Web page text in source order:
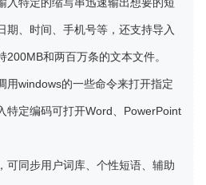
入特定的缩写串迅速输出想要的短
期、时间、手机号等，还支持导入
200MB和两百万条的文本文件。
用windows的一些命令来打开指定
特定编码可打开Word、PowerPoint
可同步用户词库、个性短语、辅助